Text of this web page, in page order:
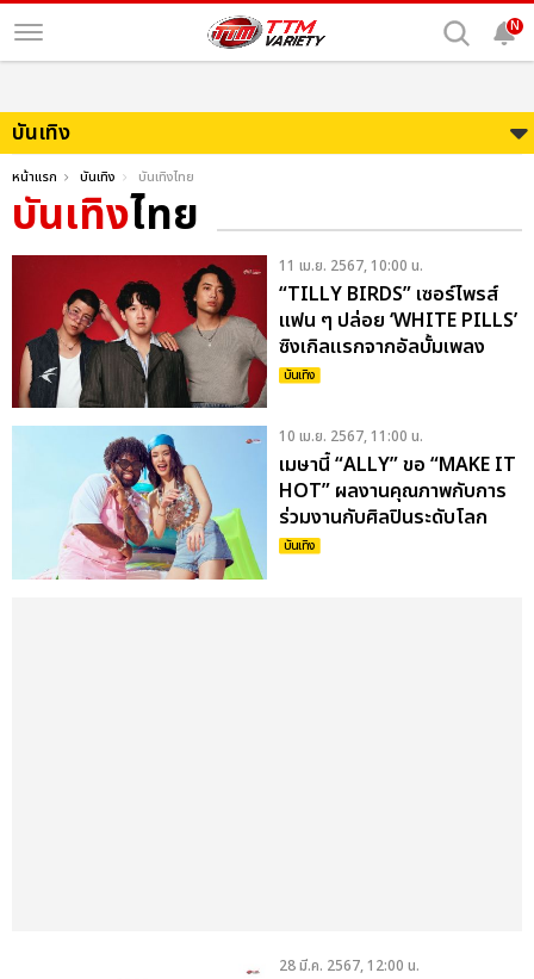
N
บันเทิง
หน้าแรก บันเทิง บันเทิงไทย
บันเทิงไทย
11 เม.ย. 2567, 10:00 น.
“TILLY BIRDS” เซอร์ไพรส์
แฟน ๆ ปล่อย ‘WHITE PILLS’
ซิงเกิลแรกจากอัลบั้มเพลง
สากลอัลบั้มแรก
บันเทิง
10 เม.ย. 2567, 11:00 น.
เมษานี้ “ALLY” ขอ “MAKE IT
HOT” ผลงานคุณภาพกับการ
ร่วมงานกับศิลปินระดับโลก
PINK SWEAT$
บันเทิง
28 มี.ค. 2567, 12:00 น.